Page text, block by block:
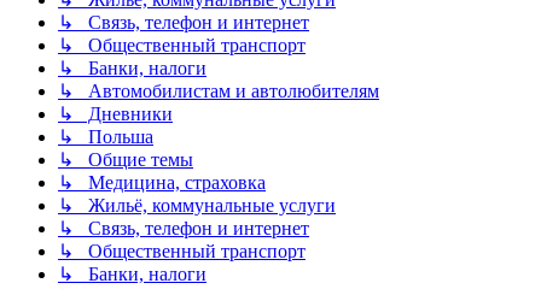
↳ Связь, телефон и интернет
↳ Общественный транспорт
↳ Банки, налоги
↳ Автомобилистам и автолюбителям
↳ Дневники
↳ Польша
↳ Общие темы
↳ Медицина, страховка
↳ Жильё, коммунальные услуги
↳ Связь, телефон и интернет
↳ Общественный транспорт
↳ Банки, налоги